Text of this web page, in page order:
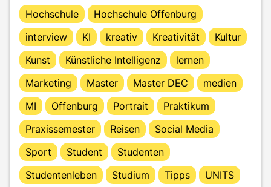
Hochschule
Hochschule Offenburg
interview
KI kreativ Kreativität
Kultur
Kunst
Künstliche Intelligenz
lernen
Marketing
Master Master DEC
medien
MI
Offenburg Portrait
Praktikum
Praxissemester
Reisen
Social Media
Sport
Student
Studenten
Studentenleben
Studium Tipps UNITS